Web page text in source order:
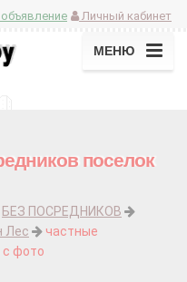
Личный кабинет
МЕНЮ
поселок
БЕЗ ПОСРЕДНИКОВ
Лес
частные
с фото